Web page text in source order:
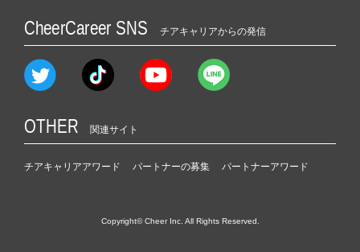
CheerCareer SNS チアキャリアからの発信
OTHER 関連サイト
チアキャリアアワード パートナーの募集 パートナーアワード
Copyright© Cheer Inc. All Rights Reserved.